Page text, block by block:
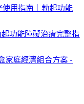
使用指南｜勃起功能
功能障礙治療完整指
家庭經濟組合方案 -